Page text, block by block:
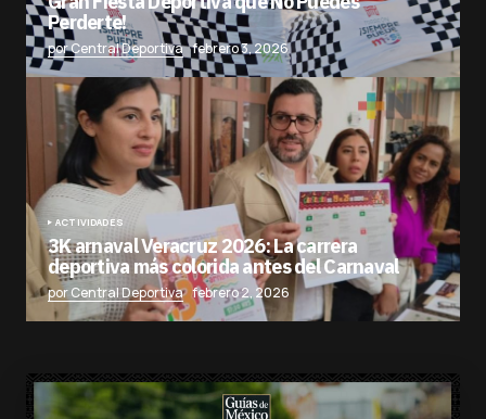
Perderte!
por Central Deportiva febrero 3, 2026
ACTIVIDADES
3K arnaval Veracruz 2026: La carrera
deportiva más colorida antes del Carnaval
por Central Deportiva febrero 2, 2026